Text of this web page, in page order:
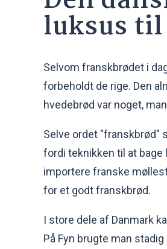
luksus
Selvom franskbrødet i
forbeholdt de rige. Den
hvedebrød var noget,
Selve ordet "franskbrød"
fordi teknikken til at bage
importere franske
for et godt franskbrød.
I store dele af Danmark
På Fyn brugte man